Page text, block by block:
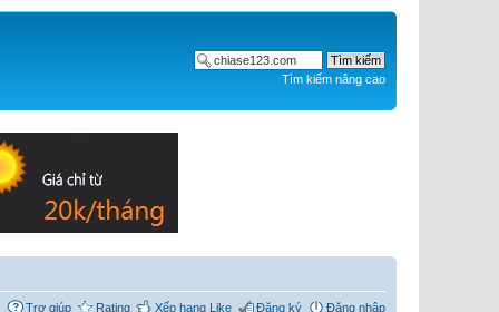
Tìm kiếm nâng cao
Trợ giúp Rating Xếp hạng Like Đăng ký Đăng nhập